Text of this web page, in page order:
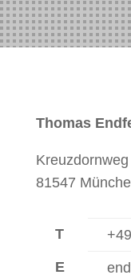
Thomas
81547
T
E